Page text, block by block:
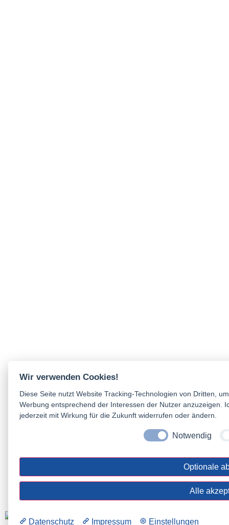
Wir verwenden Cookies!
Diese Seite nutzt Website Tracking-Technologien von Dritten,
Werbung entsprechend der Interessen der Nutzer anzuzeigen.
jederzeit mit Wirkung für die Zukunft widerrufen oder ändern.
Notwendig
Optionale
Alle
Datenschutz Impressum Einstellungen